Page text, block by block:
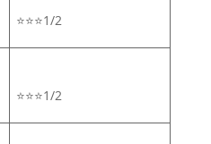
⭐⭐⭐1/2
⭐⭐⭐1/2